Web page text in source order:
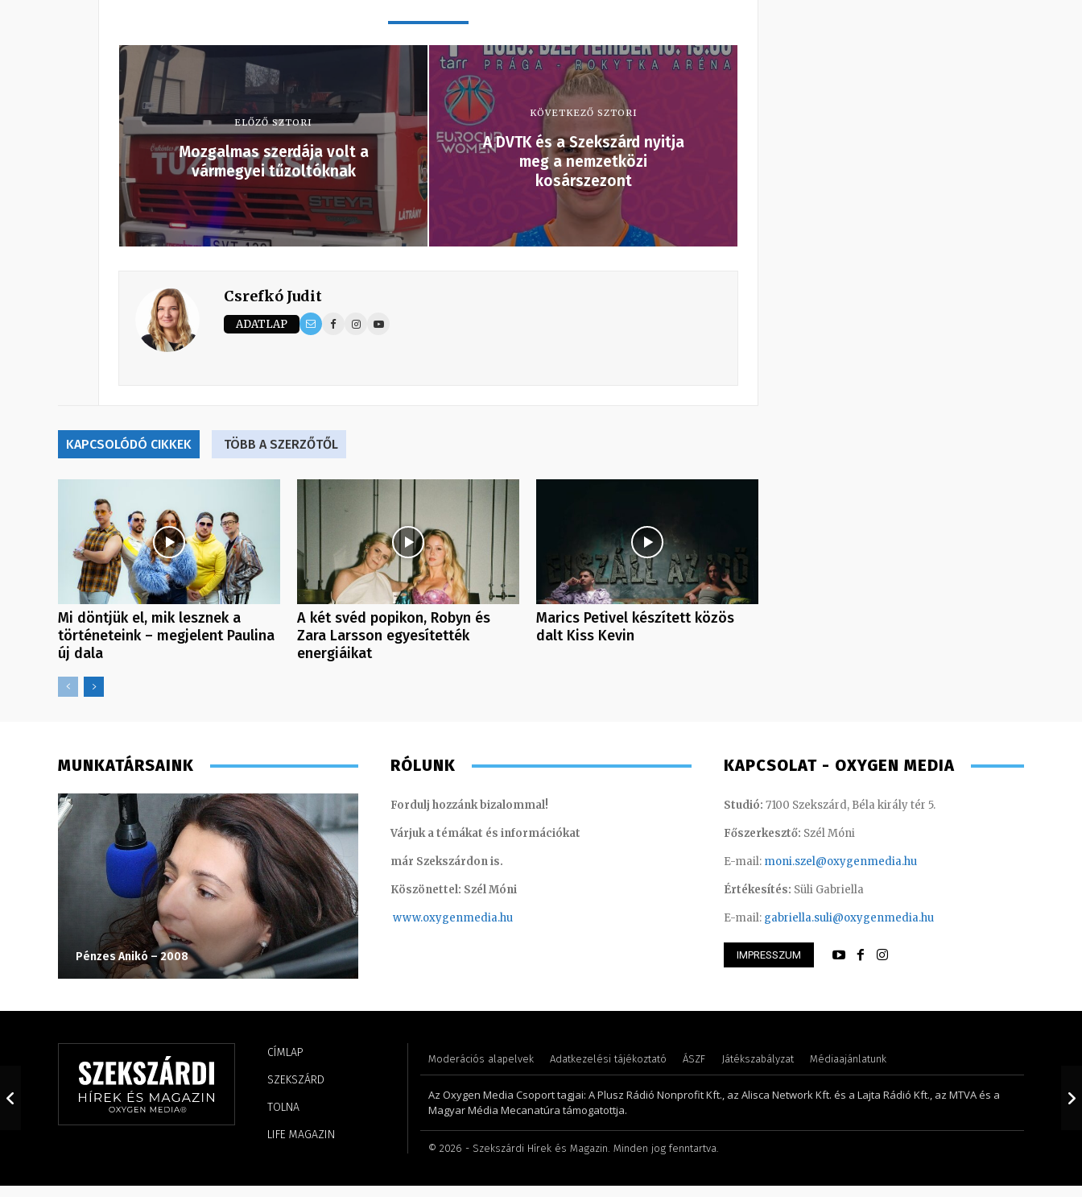
ELŐZŐ SZTORI
Mozgalmas szerdája volt a
vármegyei tűzoltóknak
KÖVETKEZŐ SZTORI
A DVTK és a Szekszárd nyitja
meg a nemzetközi
kosárszezont
Csrefkó Judit
ADATLAP
KAPCSOLÓDÓ CIKKEK TÖBB A SZERZŐTŐL
Mi döntjük el, mik lesznek a
történeteink – megjelent Paulina
új dala
A két svéd popikon, Robyn és
Zara Larsson egyesítették
energiáikat
Marics Petivel készített közös
dalt Kiss Kevin
MUNKATÁRSAINK
Pénzes Anikó – 2008 Turi Szilvia- könyvelési asszisztens – 2020
RÓLUNK
Fordulj hozzánk bizalommal!
Várjuk a témákat és információkat
már Szekszárdon is.
Köszönettel: Szél Móni
www.oxygenmedia.hu
KAPCSOLAT - OXYGEN MEDIA
Studió: 7100 Szekszárd, Béla király tér 5.
Főszerkesztő: Szél Móni
E-mail: moni.szel@oxygenmedia.hu
Értékesítés: Süli Gabriella
E-mail: gabriella.suli@oxygenmedia.hu
IMPRESSZUM
CÍMLAP
SZEKSZÁRD
TOLNA
LIFE MAGAZIN
Moderációs alapelvek Adatkezelési tájékoztató ÁSZF Játékszabályzat Médiaajánlatunk
Az Oxygen Media Csoport tagjai: A Plusz Rádió Nonprofit Kft., az Alisca Network Kft. és a Lajta Rádió Kft., az MTVA és a
Magyar Média Mecanatúra támogatottja.
© 2026 - Szekszárdi Hírek és Magazin. Minden jog fenntartva.